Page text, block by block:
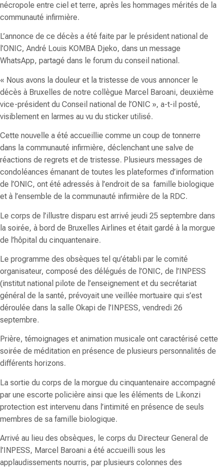
nécropole entre ciel et terre, après les hommages mérités de la
communauté infirmière.
L’annonce de ce décès a été faite par le président national de
l’ONIC, André Louis KOMBA Djeko, dans un message
WhatsApp, partagé dans le forum du conseil national.
« Nous avons la douleur et la tristesse de vous annoncer le
décès à Bruxelles de notre collègue Marcel Baroani, deuxième
vice-président du Conseil national de l’ONIC », a-t-il posté,
visiblement en larmes au vu du sticker utilisé.
Cette nouvelle a été accueillie comme un coup de tonnerre
dans la communauté infirmière, déclenchant une salve de
réactions de regrets et de tristesse. Plusieurs messages de
condoléances émanant de toutes les plateformes d’information
de l’ONIC, ont été adressés à l’endroit de sa famille biologique
et à l’ensemble de la communauté infirmière de la RDC.
Le corps de l’illustre disparu est arrivé jeudi 25 septembre dans
la soirée, à bord de Bruxelles Airlines et était gardé à la morgue
de l’hôpital du cinquantenaire.
Le programme des obsèques tel qu’établi par le comité
organisateur, composé des délégués de l’ONIC, de l’INPESS
(institut national pilote de l’enseignement et du secrétariat
général de la santé, prévoyait une veillée mortuaire qui s’est
déroulée dans la salle Okapi de l’INPESS, vendredi 26
septembre.
Prière, témoignages et animation musicale ont caractérisé cette
soirée de méditation en présence de plusieurs personnalités de
différents horizons.
La sortie du corps de la morgue du cinquantenaire accompagné
par une escorte policière ainsi que les éléments de Likonzi
protection est intervenu dans l’intimité en présence de seuls
membres de sa famille biologique.
Arrivé au lieu des obsèques, le corps du Directeur General de
l’INPESS, Marcel Baroani a été accueilli sous les
applaudissements nourris, par plusieurs colonnes des